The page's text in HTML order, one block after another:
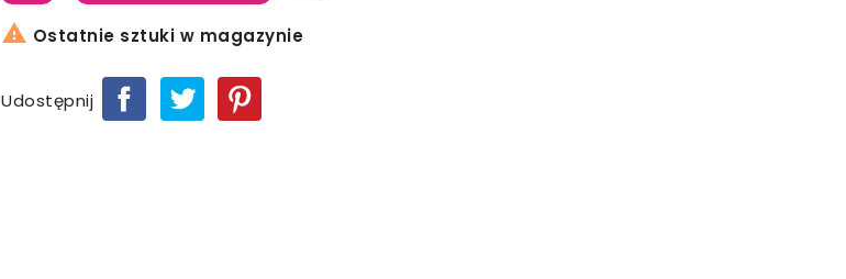
 Ostatnie sztuki w magazynie
Udostępnij